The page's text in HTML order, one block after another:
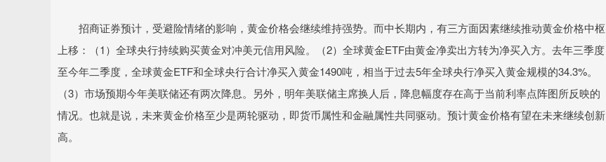
招商证券预计，受避险情绪的影响，黄金价格会继续维持强势。而中长期内，有三方面因素继续推动黄金价格中枢
上移：（1）全球央行持续购买黄金对冲美元信用风险。（2）全球黄金ETF由黄金净卖出方转为净买入方。去年三季度
至今年二季度，全球黄金ETF和全球央行合计净买入黄金1490吨，相当于过去5年全球央行净买入黄金规模的34.3%。
（3）市场预期今年美联储还有两次降息。另外，明年美联储主席换人后，降息幅度存在高于当前利率点阵图所反映的
情况。也就是说，未来黄金价格至少是两轮驱动，即货币属性和金融属性共同驱动。预计黄金价格有望在未来继续创新
高。